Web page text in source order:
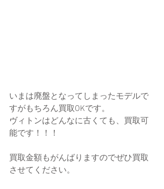
いまは廃盤となってしまったモデルで
すがもちろん買取OKです。
ヴィトンはどんなに古くても、買取可
能です！！！
買取金額もがんばりますのでぜひ買取
させてください。